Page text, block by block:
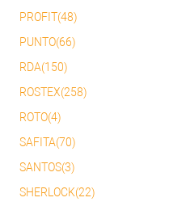
PROFIT(48)
PUNTO(66)
RDA(150)
ROSTEX(258)
ROTO(4)
SAFITA(70)
SANTOS(3)
SHERLOCK(22)